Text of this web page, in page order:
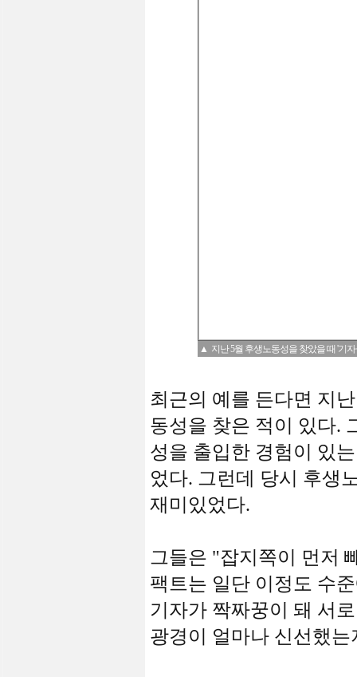
▲ 지난 5월 후생노동성을 찾았을 때 '기
최근의 예를 든다면 지
동성을 찾은 적이 있다.
성을 출입한 경험이 있
었다. 그런데 당시 후생
재미있었다.
그들은 "잡지쪽이 먼저
팩트는 일단 이정도 수
기자가 짝짜꿍이 돼 서
광경이 얼마나 신선했는